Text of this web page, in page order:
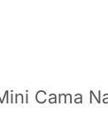
Cama